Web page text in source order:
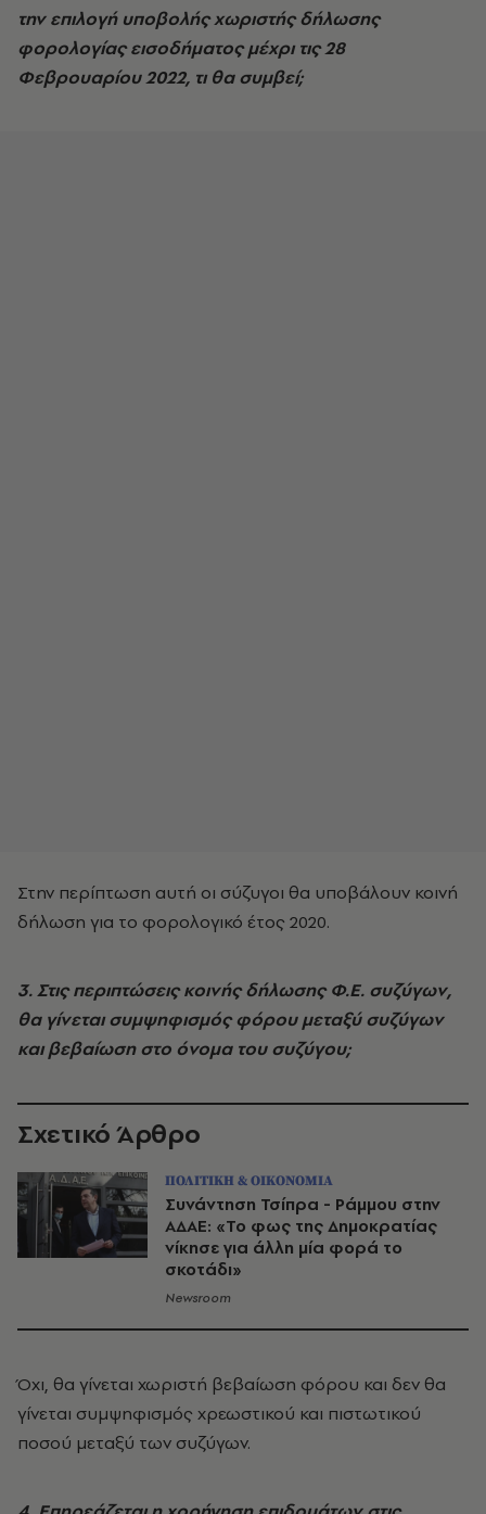
την επιλογή υποβολής χωριστής δήλωσης
φορολογίας εισοδήματος μέχρι τις 28
Φεβρουαρίου 2022, τι θα συμβεί;
Στην περίπτωση αυτή οι σύζυγοι θα υποβάλουν κοινή
δήλωση για το φορολογικό έτος 2020.
3. Στις περιπτώσεις κοινής δήλωσης Φ.Ε. συζύγων,
θα γίνεται συμψηφισμός φόρου μεταξύ συζύγων
και βεβαίωση στο όνομα του συζύγου;
Σχετικό Άρθρο
ΠΟΛΙΤΙΚΗ & ΟΙΚΟΝΟΜΙΑ
Συνάντηση Τσίπρα - Ράμμου στην
ΑΔΑΕ: «Το φως της Δημοκρατίας
νίκησε για άλλη μία φορά το
σκοτάδι»
Newsroom
Όχι, θα γίνεται χωριστή βεβαίωση φόρου και δεν θα
γίνεται συμψηφισμός χρεωστικού και πιστωτικού
ποσού μεταξύ των συζύγων.